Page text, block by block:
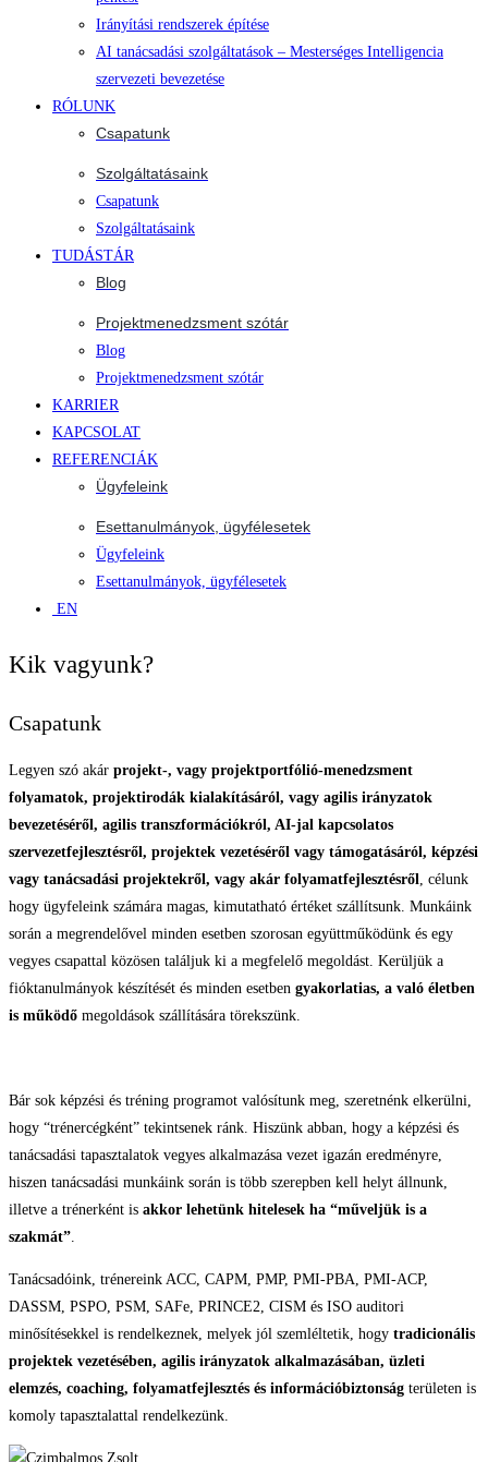
Irányítási rendszerek építése
AI tanácsadási szolgáltatások – Mesterséges Intelligencia
szervezeti bevezetése
RÓLUNK
Csapatunk
Szolgáltatásaink
Csapatunk
Szolgáltatásaink
TUDÁSTÁR
Blog
Projektmenedzsment szótár
Blog
Projektmenedzsment szótár
KARRIER
KAPCSOLAT
REFERENCIÁK
Ügyfeleink
Esettanulmányok, ügyfélesetek
Ügyfeleink
Esettanulmányok, ügyfélesetek
EN
Kik vagyunk?
Csapatunk
Legyen szó akár projekt-, vagy projektportfólió-menedzsment
folyamatok, projektirodák kialakításáról, vagy agilis irányzatok
bevezetéséről, agilis transzformációkról, AI-jal kapcsolatos
szervezetfejlesztésről, projektek vezetéséről vagy támogatásáról, képzési
vagy tanácsadási projektekről, vagy akár folyamatfejlesztésről
, célunk
hogy ügyfeleink számára magas, kimutatható értéket szállítsunk. Munkáink
során a megrendelővel minden esetben szorosan együttműködünk és egy
vegyes csapattal közösen találjuk ki a megfelelő megoldást. Kerüljük a
fióktanulmányok készítését és minden esetben gyakorlatias, a való életben
is működő megoldások szállítására törekszünk.
Bár sok képzési és tréning programot valósítunk meg, szeretnénk elkerülni,
hogy “trénercégként” tekintsenek ránk. Hiszünk abban, hogy a képzési és
tanácsadási tapasztalatok vegyes alkalmazása vezet igazán eredményre,
hiszen tanácsadási munkáink során is több szerepben kell helyt állnunk,
illetve a trénerként is akkor lehetünk hitelesek ha “műveljük is a
szakmát”
Tanácsadóink, trénereink ACC, CAPM, PMP, PMI-PBA, PMI-ACP,
DASSM, PSPO, PSM, SAFe, PRINCE2, CISM és ISO auditori
minősítésekkel is rendelkeznek, melyek jól szemléltetik, hogy tradicionális
projektek vezetésében, agilis irányzatok alkalmazásában, üzleti
elemzés, coaching, folyamatfejlesztés és információbiztonság területen is
komoly tapasztalattal rendelkezünk.